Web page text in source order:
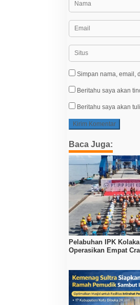
Simpan nama, email,
Beritahu saya akan
Beritahu saya akan
Baca Juga:
Pelabuhan IPK
Operasikan Empat